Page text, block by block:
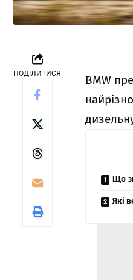
ПОДІЛИТИСЯ
BMW
Що
Які